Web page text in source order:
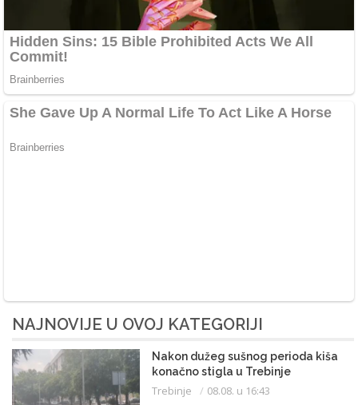
NAJNOVIJE U OVOJ KATEGORIJI
Nakon dužeg sušnog perioda kiša
konačno stigla u Trebinje
Trebinje 08.08. u 16:43